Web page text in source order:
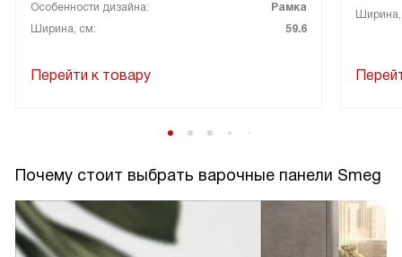
Особенности дизайна:
Рамка
Ширина, см:
59.6
Перейти к товару
Почему стоит выбрать варочные панели Smeg